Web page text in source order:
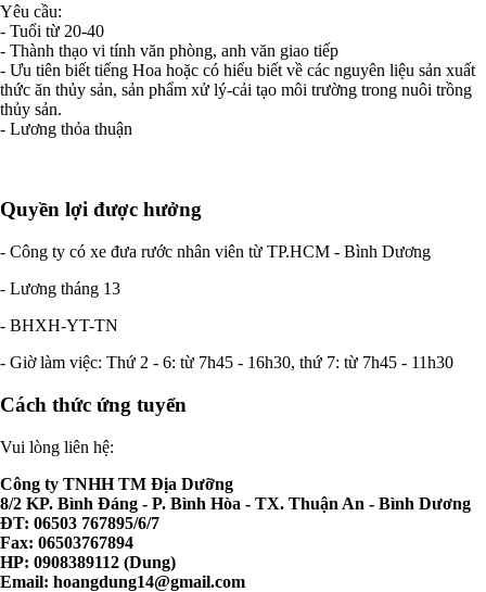
Yêu cầu:
- Tuổi từ 20-40
- Thành thạo vi tính văn phòng, anh văn giao tiếp
- Ưu tiên biết tiếng Hoa hoặc có hiểu biết về các nguyên liệu sản xuất
thức ăn thủy sản, sản phẩm xử lý-cải tạo môi trường trong nuôi trồng
thủy sản.
- Lương thỏa thuận
Quyền lợi được hưởng
- Công ty có xe đưa rước nhân viên từ TP.HCM - Bình Dương
- Lương tháng 13
- BHXH-YT-TN
- Giờ làm việc: Thứ 2 - 6: từ 7h45 - 16h30, thứ 7: từ 7h45 - 11h30
Cách thức ứng tuyển
Vui lòng liên hệ:
Công ty TNHH TM Địa Dưỡng
8/2 KP. Bình Đáng - P. Bình Hòa - TX. Thuận An - Bình Dương
ĐT: 06503 767895/6/7
Fax: 06503767894
HP: 0908389112 (Dung)
Email: hoangdung14@gmail.com